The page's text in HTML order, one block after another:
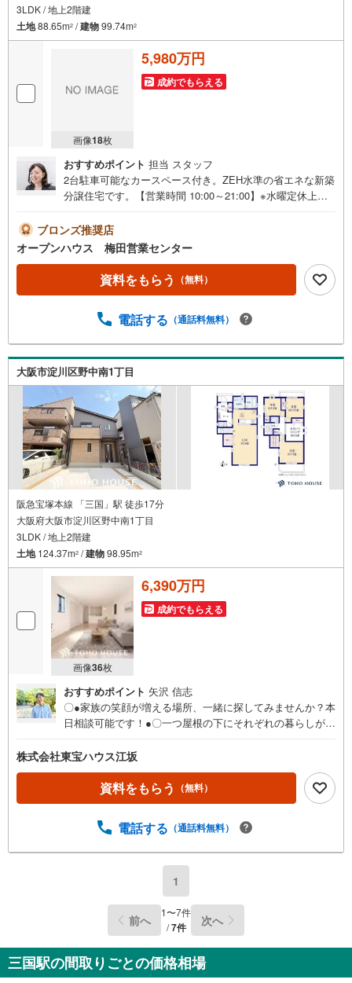
3LDK / 地上2階建
土地88.65m2 /建物99.74m2
画像18枚
5,980万円
成約でもらえる
おすすめポイント 担当 スタッフ
2台駐車可能なカースペース付き。ZEH水準の省エネな新築
分譲住宅です。【営業時間 10:00～21:00】※水曜定休上記
にご連絡ください！現地を見学される場合は「室内・現地
を見学する（無料）」ボタンよりご希望の日時をご記入い
ただけますとスムーズにご案内が可能です。◎現地のご案
内について・平日や夜遅い時間帯もご案内が可能 ※定休日
を除く・経験豊富なスタッフが物件詳細を丁寧にご説明い
送迎します。・チャイルドシートのご用意ございます。◎
方も大歓迎です！年間8000棟以上の限定物件を発表してい
るオープンハウスだから出会える物件が多数ございます。
ぜひお気軽にご連絡・ご相談ください！※限定物件:当社の
み、もしくは当社を含めた数社でのみご紹介可能なオープ
ンハウス・ディベロップメントの物件
ブロンズ推奨店
オープンハウス 梅田営業センター
資料をもらう （無料）
電話する （通話料無料）
大阪市淀川区野中南1丁目
阪急宝塚本線 「三国」駅 徒歩17分
大阪府大阪市淀川区野中南1丁目
3LDK / 地上2階建
土地124.37m2 /建物98.95m2
画像36枚
6,390万円
成約でもらえる
おすすめポイント 矢沢 信志
〇●家族の笑顔が増える場所、一緒に探してみませんか？本
日相談可能です！●〇一つ屋根の下にそれぞれの暮らしがあ
こそ、そのベースはシンプルであるべきだと思う。なぜな
ら、時の流れで人の好みは変わっていくものだから。■ご予
約いただくとご見学がスムーズです！【営業時間9:00～21:
00】ご見学希望のお客様:右上の「室内・現地を見学する」
料をもらう」をクリックして下さい。【東宝ハウス江坂の
ュレーションのご相談・無理のないライフプラン、提携に
よる低金利住宅ローンのご提案、購入前に知る「購入後の
家族の生活」を「未来カレンダー」で見える化します。
（2）ご購入後から始まる「専属FPによるファイナンシャ
ルライフサポート」・漠然としたキャッシュフローのグラ
なタイミングなどご提案させて頂きます。
株式会社東宝ハウス江坂
資料をもらう （無料）
電話する （通話料無料）
1
前へ 1〜7件
/7件 次へ
三国駅の間取りごとの価格相場